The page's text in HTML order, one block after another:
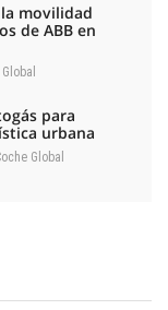
movilidad
de ABB en
para
urbana
Global